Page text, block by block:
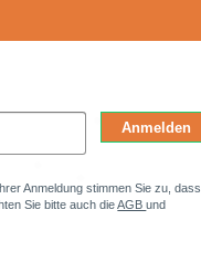
Anmelden
Anmeldung stimmen Sie zu, dass
Sie bitte auch dieAGBund